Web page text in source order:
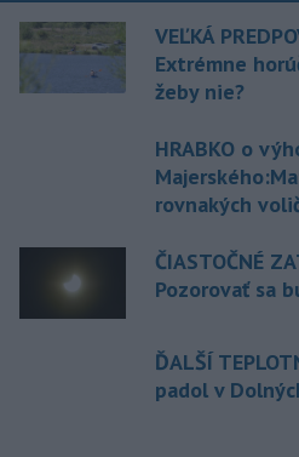
VEĽKÁ
Extrémne
žeby nie?
HRABKO o
rovnakých
ČIASTOČNÉ
Pozorovať sa
ĎALŠÍ
padol v